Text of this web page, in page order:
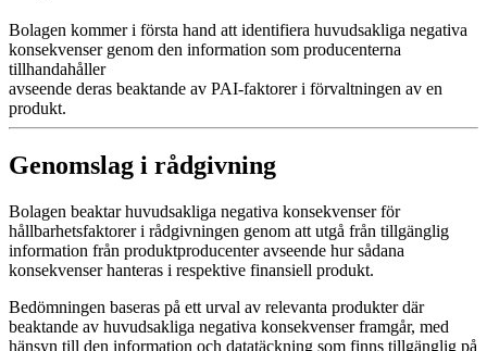
Bolagen kommer i första hand att identifiera huvudsakliga negativa
konsekvenser genom den information som producenterna
tillhandahåller
avseende deras beaktande av PAI-faktorer i förvaltningen av en
produkt.
Genomslag i rådgivning
Bolagen beaktar huvudsakliga negativa konsekvenser för
hållbarhetsfaktorer i rådgivningen genom att utgå från tillgänglig
information från produktproducenter avseende hur sådana
konsekvenser hanteras i respektive finansiell produkt.
Bedömningen baseras på ett urval av relevanta produkter där
beaktande av huvudsakliga negativa konsekvenser framgår, med
hänsyn till den information och datatäckning som finns tillgänglig på